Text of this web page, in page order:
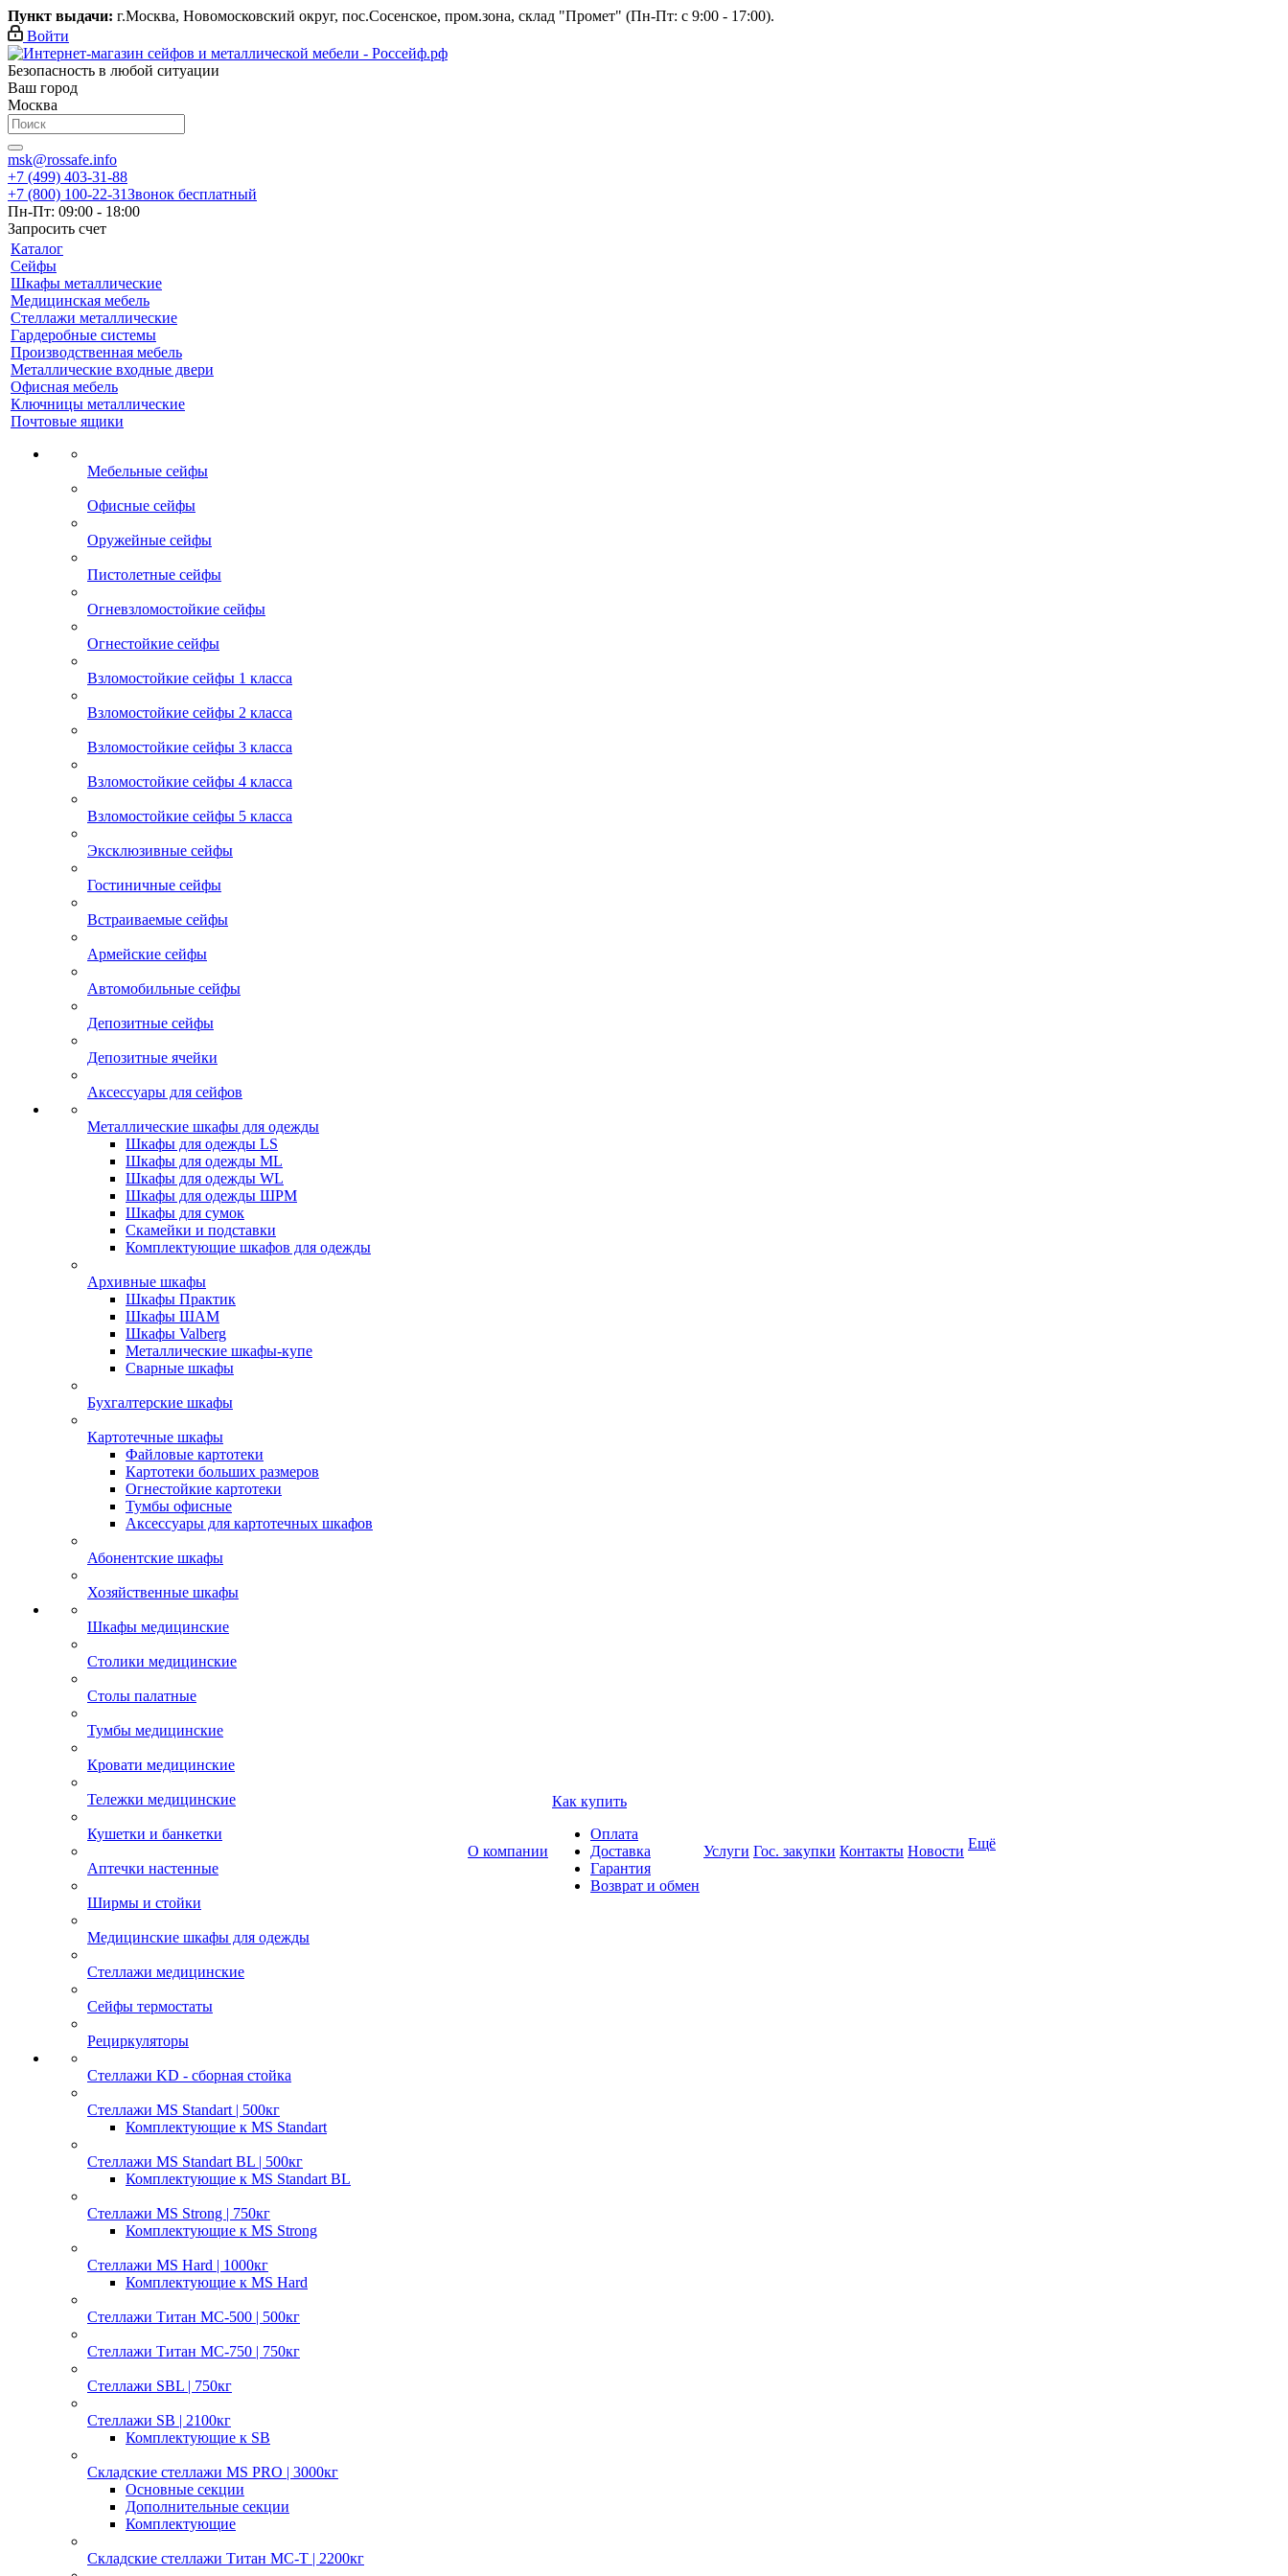
Пункт выдачи: г.Москва, Новомосковский округ, пос.Сосенское, пром.зона, склад "Промет" (Пн-Пт: с 9:00 - 17:00).
Войти
Безопасность в любой ситуации
Ваш город
Москва
msk@rossafe.info
+7 (499) 403-31-88
+7 (800) 100-22-31Звонок бесплатный
Пн-Пт: 09:00 - 18:00
Запросить счет
Каталог
Сейфы
Шкафы металлические
Медицинская мебель
Стеллажи металлические
Гардеробные системы
Производственная мебель
Металлические входные двери
Офисная мебель
Ключницы металлические
Почтовые ящики
Мебельные сейфы
Офисные сейфы
Оружейные сейфы
Пистолетные сейфы
Огневзломостойкие сейфы
Огнестойкие сейфы
Взломостойкие сейфы 1 класса
Взломостойкие сейфы 2 класса
Взломостойкие сейфы 3 класса
Взломостойкие сейфы 4 класса
Взломостойкие сейфы 5 класса
Эксклюзивные сейфы
Гостиничные сейфы
Встраиваемые сейфы
Армейские сейфы
Автомобильные сейфы
Депозитные сейфы
Депозитные ячейки
Аксессуары для сейфов
Металлические шкафы для одежды
Шкафы для одежды LS
Шкафы для одежды ML
Шкафы для одежды WL
Шкафы для одежды ШРМ
Шкафы для сумок
Скамейки и подставки
Комплектующие шкафов для одежды
Архивные шкафы
Шкафы Практик
Шкафы ШАМ
Шкафы Valberg
Металлические шкафы-купе
Сварные шкафы
Бухгалтерские шкафы
Картотечные шкафы
Файловые картотеки
Картотеки больших размеров
Огнестойкие картотеки
Тумбы офисные
Аксессуары для картотечных шкафов
Абонентские шкафы
Хозяйственные шкафы
Шкафы медицинские
Столики медицинские
Столы палатные
Тумбы медицинские
Кровати медицинские
Тележки медицинские
Кушетки и банкетки
Аптечки настенные
Ширмы и стойки
Медицинские шкафы для одежды
Стеллажи медицинские
Сейфы термостаты
Рециркуляторы
Стеллажи KD - сборная стойка
Стеллажи MS Standart | 500кг
Комплектующие к MS Standart
Стеллажи MS Standart BL | 500кг
Комплектующие к MS Standart BL
Стеллажи MS Strong | 750кг
Комплектующие к MS Strong
Стеллажи MS Hard | 1000кг
Комплектующие к MS Hard
Стеллажи Титан МС-500 | 500кг
Стеллажи Титан МС-750 | 750кг
Стеллажи SBL | 750кг
Стеллажи SB | 2100кг
Комплектующие к SB
Складские стеллажи MS PRO | 3000кг
Основные секции
Дополнительные секции
Комплектующие
Складские стеллажи Титан МС-Т | 2200кг
О компании
Как купить
Оплата
Доставка
Гарантия
Возврат и обмен
Услуги Гос. закупки Контакты Новости Ещё